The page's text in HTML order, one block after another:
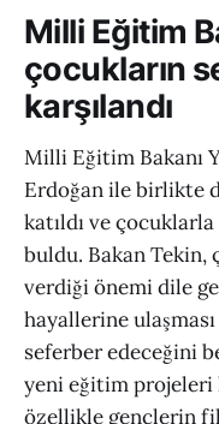
Milli Eğitim
çocukların
karşılandı
Milli Eğitim Bakanı
Erdoğan ile birlikte
katıldı ve
buldu. Bakan Tekin,
verdiği önemi dile
hayallerine
seferber edeceğini
yeni eğitim projeleri
özellikle gençlerin